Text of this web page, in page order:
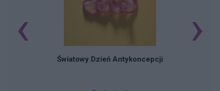
Światowy Dzień Antykoncepcji
‹ ›